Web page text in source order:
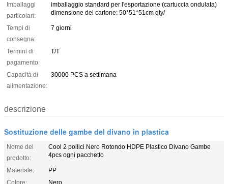
Imballaggi
particolari:
imballaggio standard per l'esportazione (cartuccia ondulata)
dimensione del cartone: 50*51*51cm qty/
Tempi di
consegna:
7 giorni
Termini di
pagamento:
T/T
Capacità di
alimentazione:
30000 PCS a settimana
descrizione
Sostituzione delle gambe del divano in plastica
Nome del
prodotto:
Cool 2 pollici Nero Rotondo HDPE Plastico Divano Gambe
4pcs ogni pacchetto
Materiale:
PP
Colore:
Nero